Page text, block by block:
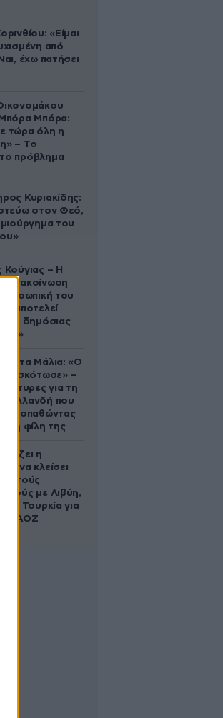
«Είμαι
από
έχω πατήσει
Μπόρα:
τώρα όλη η
– Το
πρόβλημα
Κυριακίδης:
στον Θεό,
του
Κούγιας – Η
ανακοίνωση
προσωπική του
αποτελεί
δημόσιας
στα Μάλια: «Ο
τη σκότωσε» –
μάρτυρες για τη
Ολλανδή που
προσπαθώντας
τη φίλη της
η
να κλείσει
με Λιβύη,
και Τουρκία για
ΑΟΖ